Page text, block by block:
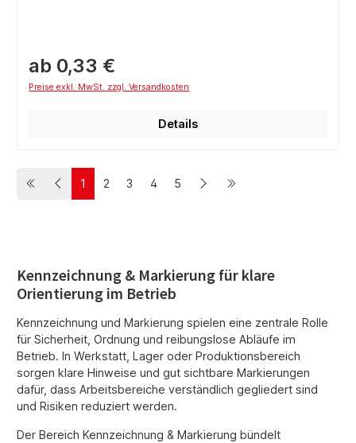
ab 0,33 €
Preise exkl. MwSt. zzgl. Versandkosten
Details
Seite
1
Seite
2
Seite
3
Seite
4
Seite
5
Kennzeichnung & Markierung für klare
Orientierung im Betrieb
Kennzeichnung und Markierung spielen eine zentrale Rolle
für Sicherheit, Ordnung und reibungslose Abläufe im
Betrieb. In Werkstatt, Lager oder Produktionsbereich
sorgen klare Hinweise und gut sichtbare Markierungen
dafür, dass Arbeitsbereiche verständlich gegliedert sind
und Risiken reduziert werden.
Der Bereich Kennzeichnung & Markierung bündelt